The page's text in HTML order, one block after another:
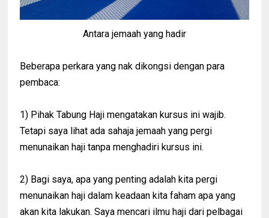
Antara jemaah yang hadir
Beberapa perkara yang nak dikongsi dengan para
pembaca:
1) Pihak Tabung Haji mengatakan kursus ini wajib.
Tetapi saya lihat ada sahaja jemaah yang pergi
menunaikan haji tanpa menghadiri kursus ini.
2) Bagi saya, apa yang penting adalah kita pergi
menunaikan haji dalam keadaan kita faham apa yang
akan kita lakukan. Saya mencari ilmu haji dari pelbagai